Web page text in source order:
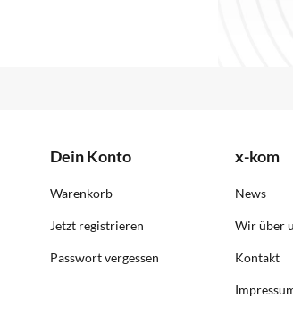
Dein Konto
Warenkorb
Jetzt registrieren
Passwort vergessen
x-kom
News
Wir über
Kontakt